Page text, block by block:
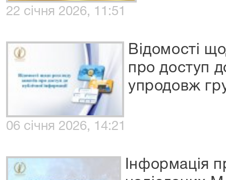
22 січня 2026, 11:51
Відомості
про доступ
упродовж
06 січня 2026, 14:21
Інформація